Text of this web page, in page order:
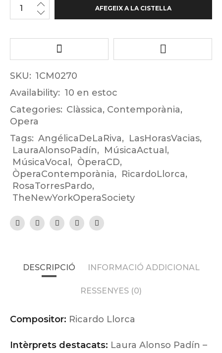
AFEGEIX A LA CISTELLA
SKU: 1CM0270
Availability: 10 en estoc
Categories: Clàssica, Contemporània,
Opera
Tags: AngélicaDeLaRiva, LasHorasVacias,
LauraAlonsoPadín, MúsicaActual ,
MúsicaVocal , ÒperaCD,
ÒperaContemporània, RicardoLlorca,
RosaTorresPardo,
TheNewYorkOperaSociety
DESCRIPCIÓ INFORMACIÓ ADDICIONAL
RESSENYES (0)
Compositor: Ricardo Llorca
Intèrprets destacats: Laura Alonso Padín –